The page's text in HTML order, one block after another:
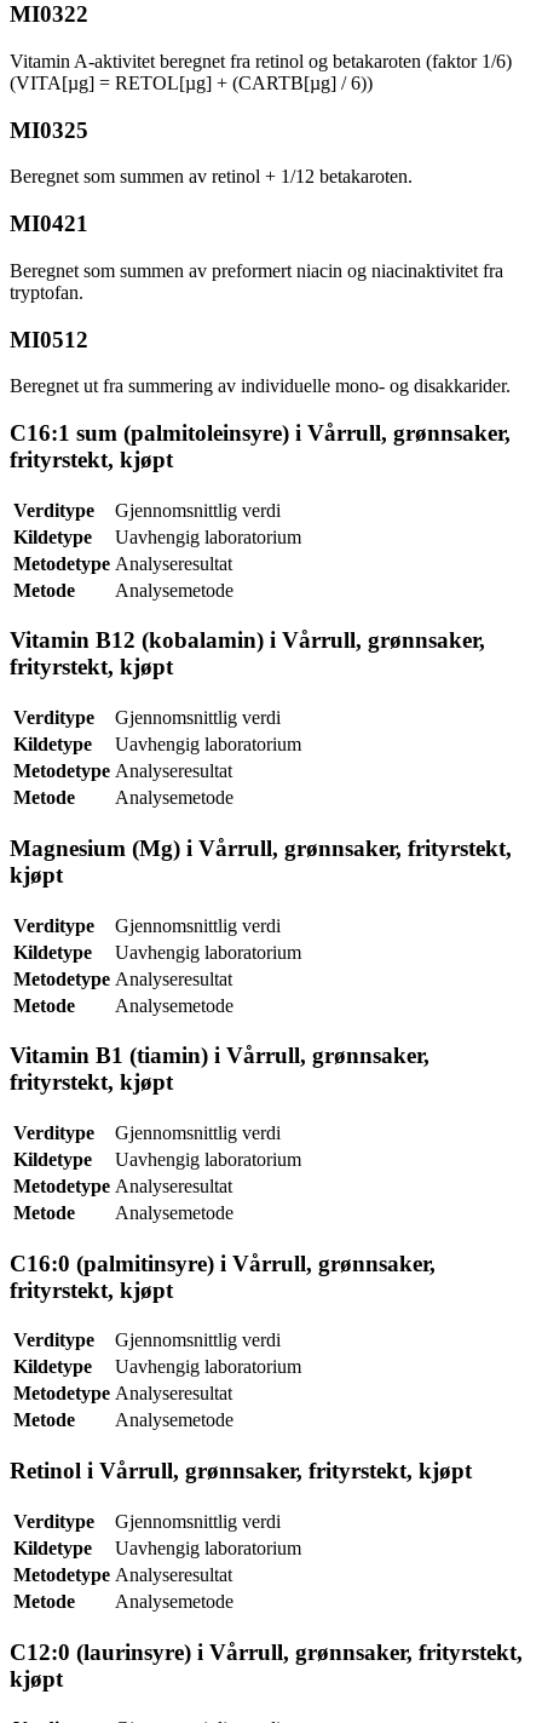
MI0322
Vitamin A-aktivitet beregnet fra retinol og betakaroten (faktor 1/6)
(VITA[µg] = RETOL[µg] + (CARTB[µg] / 6))
MI0325
Beregnet som summen av retinol + 1/12 betakaroten.
MI0421
Beregnet som summen av preformert niacin og niacinaktivitet fra
tryptofan.
MI0512
Beregnet ut fra summering av individuelle mono- og disakkarider.
C16:1 sum (palmitoleinsyre) i Vårrull, grønnsaker,
frityrstekt, kjøpt
Verditype
Gjennomsnittlig verdi
Kildetype
Uavhengig laboratorium
Metodetype Analyseresultat
Metode
Analysemetode
Vitamin B12 (kobalamin) i Vårrull, grønnsaker,
frityrstekt, kjøpt
Verditype
Gjennomsnittlig verdi
Kildetype
Uavhengig laboratorium
Metodetype Analyseresultat
Metode
Analysemetode
Magnesium (Mg) i Vårrull, grønnsaker, frityrstekt,
kjøpt
Verditype
Gjennomsnittlig verdi
Kildetype
Uavhengig laboratorium
Metodetype Analyseresultat
Metode
Analysemetode
Vitamin B1 (tiamin) i Vårrull, grønnsaker,
frityrstekt, kjøpt
Verditype
Gjennomsnittlig verdi
Kildetype
Uavhengig laboratorium
Metodetype Analyseresultat
Metode
Analysemetode
C16:0 (palmitinsyre) i Vårrull, grønnsaker,
frityrstekt, kjøpt
Verditype
Gjennomsnittlig verdi
Kildetype
Uavhengig laboratorium
Metodetype Analyseresultat
Metode
Analysemetode
Retinol i Vårrull, grønnsaker, frityrstekt, kjøpt
Verditype
Gjennomsnittlig verdi
Kildetype
Uavhengig laboratorium
Metodetype Analyseresultat
Metode
Analysemetode
C12:0 (laurinsyre) i Vårrull, grønnsaker, frityrstekt,
kjøpt